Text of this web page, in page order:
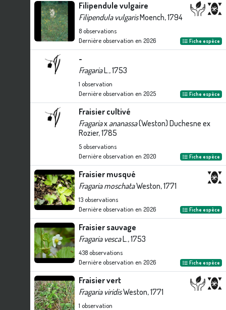
Filipendule vulgaire
Filipendula vulgarisMoench, 1794
8observations
Dernière observation en 2026 Fiche espèce
-
FragariaL., 1753
1 observation
Dernière observation en 2025 Fiche espèce
Fraisier cultivé
Fragariax ananassa(Weston) Duchesne ex
Rozier, 1785
5observations
Dernière observation en 2020 Fiche espèce
Fraisier musqué
Fragaria moschataWeston, 1771
13observations
Dernière observation en 2026 Fiche espèce
Fraisier sauvage
Fragaria vescaL., 1753
438observations
Dernière observation en 2026 Fiche espèce
Fraisier vert
Fragaria viridisWeston, 1771
1 observation